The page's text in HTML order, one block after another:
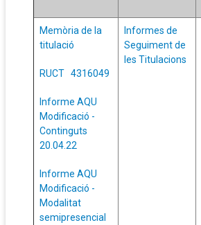
Memòria de la
titulació
RUCT 4316049
Informe AQU
Modificació -
Continguts
20.04.22
Informe AQU
Modificació -
Modalitat
semipresencial
Informes de
Seguiment de
les Titulacions